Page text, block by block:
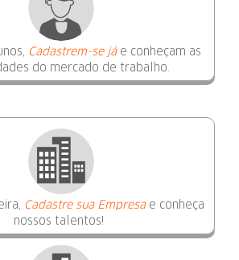
Cadastrem-se jáe conheçam as
do mercado de trabalho.
Cadastre sua Empresae conheça
nossos talentos!